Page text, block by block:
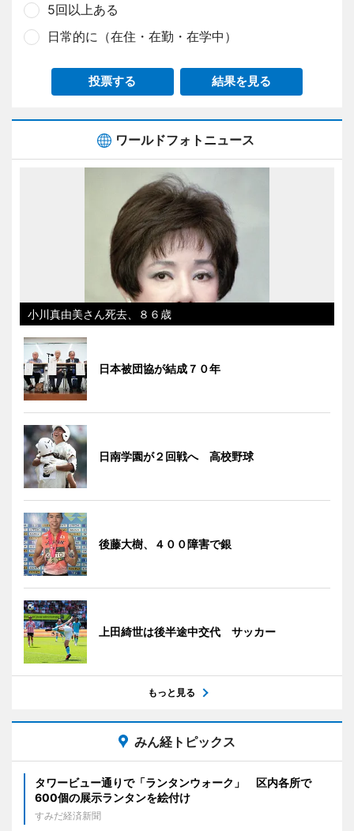
5回以上ある
日常的に（在住・在勤・在学中）
投票する 結果を見る
ワールドフォトニュース
小川真由美さん死去、８６歳
日本被団協が結成７０年
日南学園が２回戦へ 高校野球
後藤大樹、４００障害で銀
上田綺世は後半途中交代 サッカー
もっと見る
みん経トピックス
タワービュー通りで「ランタンウォーク」 区内各所で
600個の展示ランタンを絵付け
すみだ経済新聞